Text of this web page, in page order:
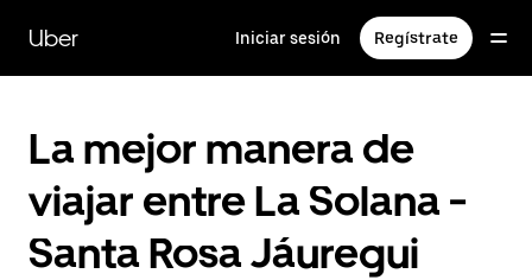
contenido
principal
Uber Iniciar sesión Regístrate
La mejor manera de
viajar entre La Solana -
Santa Rosa Jáuregui